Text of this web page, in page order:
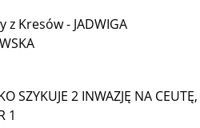
z Kresów - JADWIGA
SZYKUJE 2 INWAZJĘ NA CEUTĘ,
1